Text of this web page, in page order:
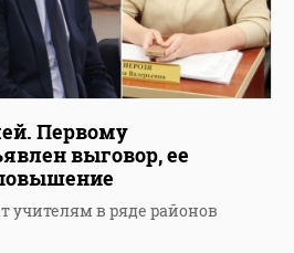
Первому
выговор, ее
учителям в ряде районов